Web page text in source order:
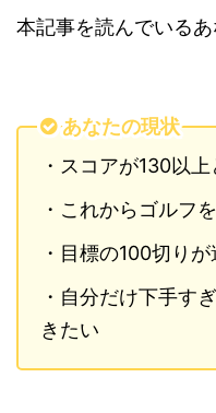
本記事を読んでいるあ
あなたの現状
・スコアが130以
・これからゴルフ
・目標の100切り
・自分だけ下手す
きたい